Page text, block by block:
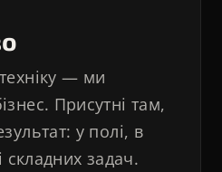
— ми
Присутні там,
у полі, в
складних задач.